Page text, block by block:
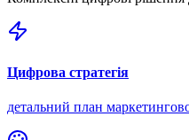
Цифрова стратегія
детальний план